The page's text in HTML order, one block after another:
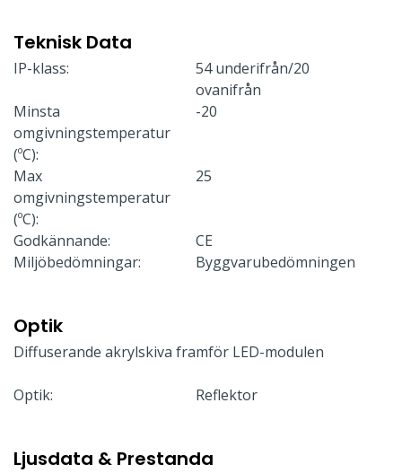
Teknisk Data
IP-klass:
54 underifrån/20
ovanifrån
Minsta
omgivningstemperatur
(ºC):
-20
Max
omgivningstemperatur
(ºC):
25
Godkännande:
CE
Miljöbedömningar:
Byggvarubedömningen
Optik
Diffuserande akrylskiva framför LED-modulen
Optik: Reflektor
Ljusdata & Prestanda